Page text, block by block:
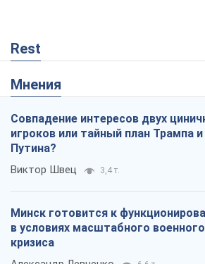
Rest
Мнения
Совпадение интересов двух
игроков или тайный план Трампа и
Путина?
Виктор Швец 3,4 т.
Минск готовится к
в условиях масштабного военного
кризиса